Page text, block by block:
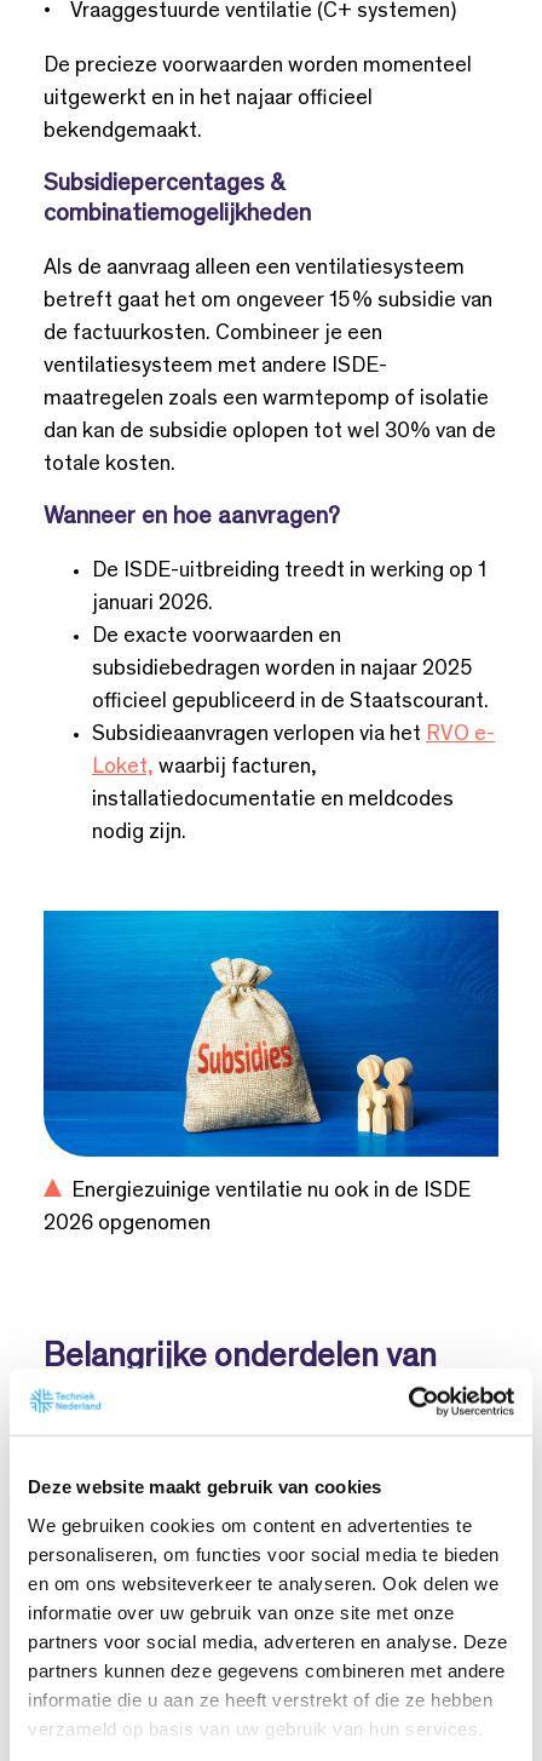
Deze website maakt gebruik van cookies
We gebruiken cookies om content en advertenties te
personaliseren, om functies voor social media te bieden
en om ons websiteverkeer te analyseren. Ook delen we
informatie over uw gebruik van onze site met onze
partners voor social media, adverteren en analyse. Deze
partners kunnen deze gegevens combineren met andere
informatie die u aan ze heeft verstrekt of die ze hebben
verzameld op basis van uw gebruik van hun services.
• Vraaggestuurde ventilatie (C+ systemen)
De precieze voorwaarden worden momenteel
uitgewerkt en in het najaar officieel
bekendgemaakt.
Subsidiepercentages &
combinatiemogelijkheden
Als de aanvraag alleen een ventilatiesysteem
betreft gaat het om ongeveer 15 % subsidie van
de factuurkosten. Combineer je een
ventilatiesysteem met andere ISDE-
maatregelen zoals een warmtepomp of isolatie
dan kan de subsidie oplopen tot wel 30% van de
totale kosten.
Wanneer en hoe aanvragen?
De ISDE-uitbreiding treedt in werking op 1
januari 2026.
De exacte voorwaarden en
subsidiebedragen worden in najaar 2025
officieel gepubliceerd in de Staatscourant.
Subsidieaanvragen verlopen via het RVO e-
Loket, waarbij facturen,
installatiedocumentatie en meldcodes
nodig zijn.
Energiezuinige ventilatie nu ook in de ISDE
2026 opgenomen
Belangrijke onderdelen van
installatietechniek
woonhuis of gebouw zorgt voor een constante
en comfortabele temperatuur, reguleert de
vochtigheidsgraad en zorgt voor voldoende
luchtcirculatie, wat cruciaal is voor een gezonde
luchtkwaliteit.